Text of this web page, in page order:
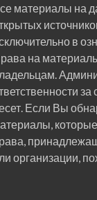
материалы на
в
на
Если Вы
организации,